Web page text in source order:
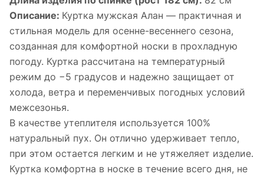
Описание: Куртка мужская Алан — практичная и
стильная модель для осенне-весеннего сезона,
созданная для комфортной носки в прохладную
погоду. Куртка рассчитана на температурный
режим до −5 градусов и надежно защищает от
холода, ветра и переменчивых погодных условий
межсезонья.
В качестве утеплителя используется 100%
натуральный пух. Он отлично удерживает тепло,
при этом остается легким и не утяжеляет изделие.
Куртка комфортна в носке в течение всего дня, не